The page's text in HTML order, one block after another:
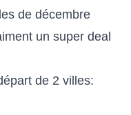
de décembre
un super deal
de 2 villes: